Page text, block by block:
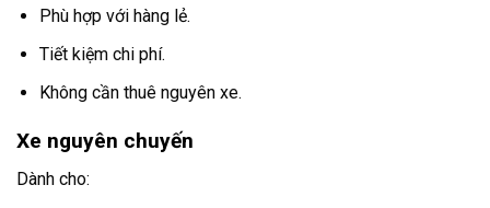
Phù hợp với hàng lẻ.
Tiết kiệm chi phí.
Không cần thuê nguyên xe.
Xe nguyên chuyến
Dành cho: